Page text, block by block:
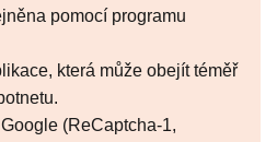
pomocí programu
která může obejít téměř
(ReCaptcha-1,